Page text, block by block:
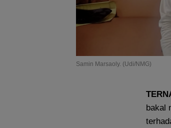
Samin Marsaoly. (Udi/NMG)
bakal